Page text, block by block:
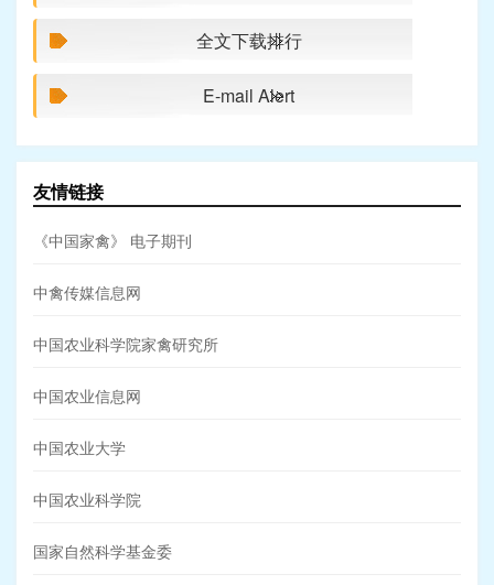
全文下载排行
E-mail Alert
友情链接
《中国家禽》 电子期刊
中禽传媒信息网
中国农业科学院家禽研究所
中国农业信息网
中国农业大学
中国农业科学院
国家自然科学基金委